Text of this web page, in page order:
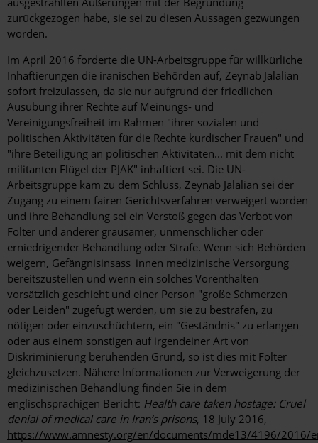
zurückgezogen habe, sie sei zu diesen Aussagen gezwungen
worden.
Im April 2016 forderte die UN-Arbeitsgruppe für willkürliche
Inhaftierungen die iranischen Behörden auf, Zeynab Jalalian
sofort freizulassen, da sie nur aufgrund der friedlichen
Ausübung ihrer Rechte auf Meinungs- und
Vereinigungsfreiheit im Rahmen "ihrer sozialen und
politischen Aktivitäten für die Rechte kurdischer Frauen" und
"ihre Beteiligung an politischen Aktivitäten... mit dem nicht
militanten Flügel der PJAK" inhaftiert sei. Die UN-
Arbeitsgruppe kam zu dem Schluss, Zeynab Jalalian sei der
Zugang zu einem fairen Gerichtsverfahren verweigert worden
und ihre Behandlung sei ein Verstoß gegen das Verbot von
Folter und anderer grausamer, unmenschlicher oder
erniedrigender Behandlung oder Strafe. Wenn sich Behörden
weigern, Gefängnisinsass_innen medizinische Versorgung
bereitszustellen und wenn ein solches Vorenthalten
vorsätzlich geschieht und einer Person "große Schmerzen
oder Leiden" zugefügt werden, um sie zu bestrafen, zu
nötigen oder einzuschüchtern, ein "Geständnis" zu erlangen
oder aus einem sonstigen auf irgendeiner Art von
Diskriminierung beruhenden Grund, so ist dies mit Folter
gleichzusetzen. Nähere Informationen zur Verweigerung der
medizinischen Behandlung finden Sie in dem
englischsprachigen Bericht: Health care taken hostage: Cruel
denial of medical care in Iran’s prisons, 18 July 2016,
https://www.amnesty.org/en/documents/mde13/4196/2016/